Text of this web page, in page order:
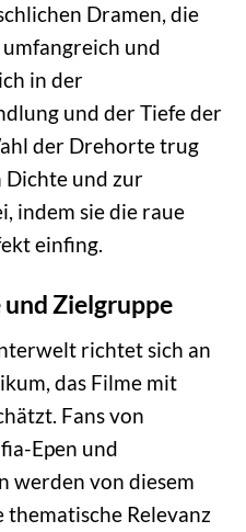
Dramen, die
und
in der
und der Tiefe der
der Drehorte trug
Dichte und zur
indem sie die raue
einfing.
Zielgruppe
richtet sich an
das Filme mit
Fans von
Epen und
werden von diesem
Relevanz